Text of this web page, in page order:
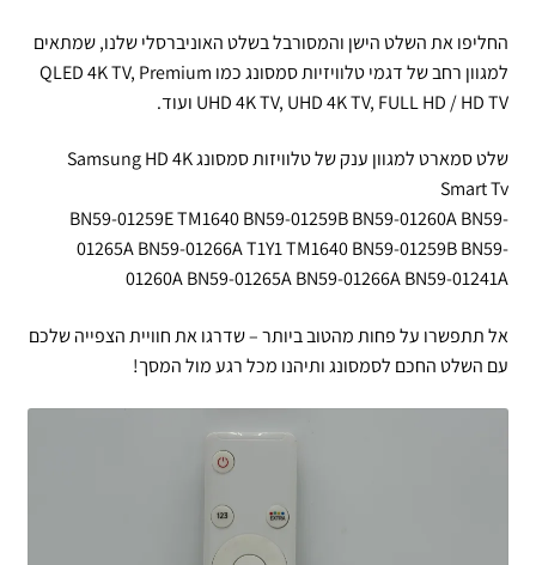
החליפו את השלט הישן והמסורבל בשלט האוניברסלי שלנו, שמתאים
למגוון רחב של דגמי טלוויזיות סמסונג כמו QLED 4K TV, Premium
UHD 4K TV, UHD 4K TV, FULL HD / HD TV ועוד.
שלט סמארט למגוון ענק של טלוויזות סמסונג Samsung HD 4K
Smart Tv
BN59-01259E TM1640 BN59-01259B BN59-01260A BN59-
01265A BN59-01266A T1Y1 TM1640 BN59-01259B BN59-
01260A BN59-01265A BN59-01266A BN59-01241A
אל תתפשרו על פחות מהטוב ביותר – שדרגו את חוויית הצפייה שלכם
עם השלט החכם לסמסונג ותיהנו מכל רגע מול המסך!